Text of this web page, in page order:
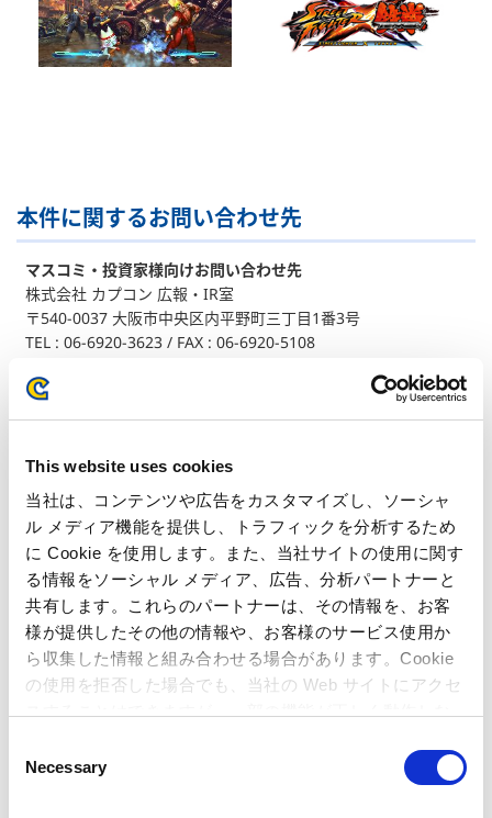
This website uses cookies
当社は、コンテンツや広告をカスタマイズし、ソーシャ
ル メディア機能を提供し、トラフィックを分析するため
に Cookie を使用します。また、当社サイトの使用に関す
る情報をソーシャル メディア、広告、分析パートナーと
共有します。これらのパートナーは、その情報を、お客
様が提供したその他の情報や、お客様のサービス使用か
ら収集した情報と組み合わせる場合があります。Cookie
の使用を拒否した場合でも、当社の Web サイトにアクセ
Necessary
本件に関するお問い合わせ先
マスコミ・投資家様向けお問い合わせ先
株式会社 カプコン 広報・IR室
〒540-0037 大阪市中央区内平野町三丁目1番3号
TEL : 06-6920-3623 / FAX : 06-6920-5108
ゲーム専門誌・一般誌向けお問い合わせ先
TEL : 03-3340-0750 / FAX : 03-3340-0721
ユーザー様向けお問い合わせ先
関連記事
格闘ゲームの最高峰が激突！「ストリートファイター」
と「鉄拳」競演タイトルの開発に両社が着手
カプコンの『スーパーストリートファイターIV 3D
EDITION』が100万本を突破！～ ニンテンドー3DS™第
カプコンの『スーパーストリートファイターIV』が初回